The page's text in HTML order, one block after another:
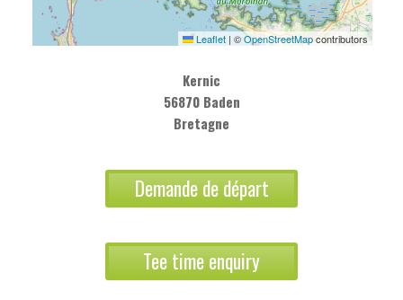
Leaflet | ©OpenStreetMapcontributors
Kernic
56870 Baden
Bretagne
Demande de départ
Tee time enquiry